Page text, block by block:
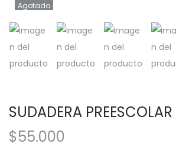
Agotado
SUDADERA
$55.000